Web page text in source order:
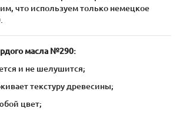
что используем только немецкое
масла №290:
и не шелушится;
текстуру древесины;
цвет;